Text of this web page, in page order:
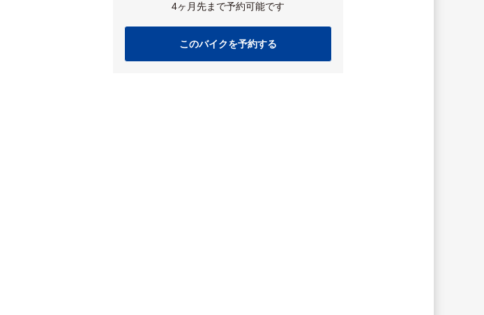
4ヶ月先まで予約可能です
このバイクを予約する